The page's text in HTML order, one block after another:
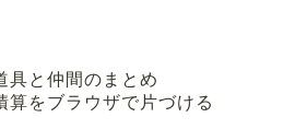
具と仲間のまとめ
算をブラウザで片づける